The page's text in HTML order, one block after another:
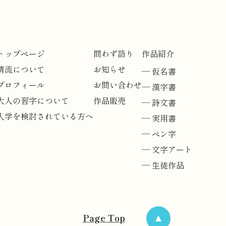
ップページ
流について
ロフィール
人の習字について
学を検討されている方へ
問わず語り
お知らせ
お問い合わせ
作品販売
作品紹介
仮名書
漢字書
詩文書
実用書
ペン字
文字アート
生徒作品
Page Top